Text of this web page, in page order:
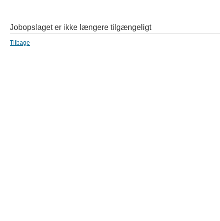
Jobopslaget er ikke længere tilgængeligt
Tilbage